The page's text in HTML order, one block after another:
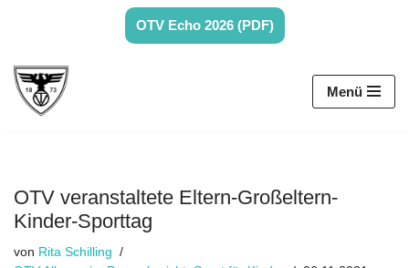
Inhalt
springen
OTV Echo 2026 (PDF)
Menü
OTV veranstaltete Eltern-Großeltern-
Kinder-Sporttag
von Rita Schilling